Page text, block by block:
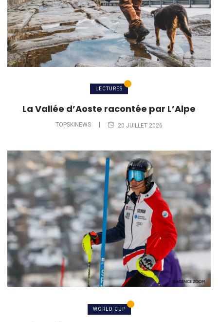
LECTURES
La Vallée d’Aoste racontée par L’Alpe
TOPSKINEWS 20 JUILLET 2026
WORLD CUP